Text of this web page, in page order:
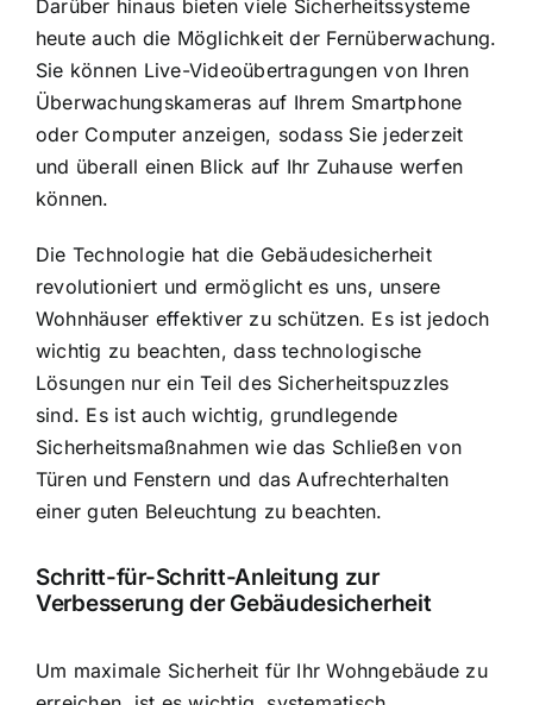
Darüber hinaus bieten viele Sicherheitssysteme
heute auch die Möglichkeit der Fernüberwachung.
Sie können Live-Videoübertragungen von Ihren
Überwachungskameras auf Ihrem Smartphone
oder Computer anzeigen, sodass Sie jederzeit
und überall einen Blick auf Ihr Zuhause werfen
können.
Die Technologie hat die Gebäudesicherheit
revolutioniert und ermöglicht es uns, unsere
Wohnhäuser effektiver zu schützen. Es ist jedoch
wichtig zu beachten, dass technologische
Lösungen nur ein Teil des Sicherheitspuzzles
sind. Es ist auch wichtig, grundlegende
Sicherheitsmaßnahmen wie das Schließen von
Türen und Fenstern und das Aufrechterhalten
einer guten Beleuchtung zu beachten.
Schritt-für-Schritt-Anleitung zur
Verbesserung der Gebäudesicherheit
Um maximale Sicherheit für Ihr Wohngebäude zu